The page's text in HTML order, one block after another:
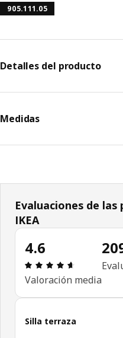
905.111.05
Detalles del producto
Medidas
Evaluaciones de
IKEA
4.6
Reseña:
Valoración media
Omitir evaluaciones de las
Silla terraza